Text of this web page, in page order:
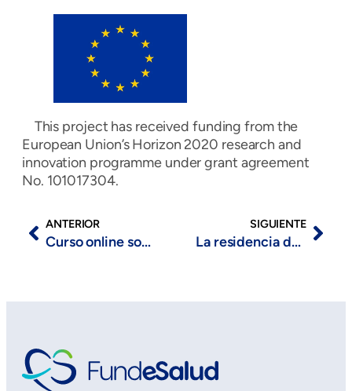
This project has received funding from the
European Union’s Horizon 2020 research and
innovation programme under grant agreement
No. 101017304.
ANTERIOR
Curso online sobre Buenas prácticas para el desarrollo de ensayos clínicos en Atención Primaria
SIGUIENTE
La residencia de mayores “Los Pinos” incorpora un dispositivo de inteligencia artificial para mejorar los cuidados de sus usuarios.